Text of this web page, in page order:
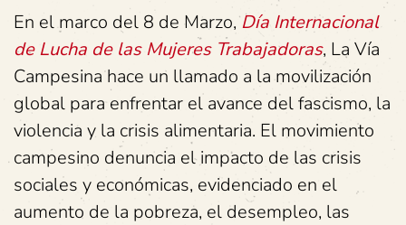
En el marco del 8 de Marzo,Día Internacional
de Lucha de las Mujeres Trabajadoras, La Vía
Campesina hace un llamado a la movilización
global para enfrentar el avance del fascismo, la
violencia y la crisis alimentaria. El movimiento
campesino denuncia el impacto de las crisis
sociales y económicas, evidenciado en el
aumento de la pobreza, el desempleo, las